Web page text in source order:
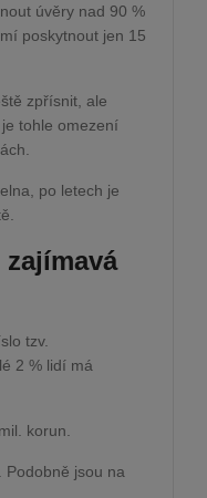
úvěry nad 90 %
poskytnout jen 15
zpřísnit, ale
tohle omezení
po letech je
tzv.
2 % lidí má
korun.
Podobně jsou na